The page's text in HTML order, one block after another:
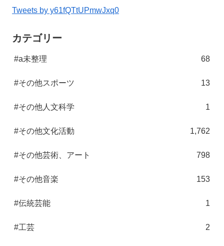
Tweets by y61fQTtUPmwJxq0
カテゴリー
#a未整理 68
#その他スポーツ 13
#その他人文科学 1
#その他文化活動 1,762
#その他芸術、アート 798
#その他音楽 153
#伝統芸能 1
#工芸 2